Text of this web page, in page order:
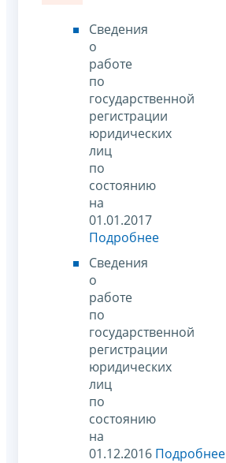
Сведения
о
работе
по
государственной
регистрации
юридических
лиц
по
состоянию
на
01.01.2017
Подробнее
Сведения
о
работе
по
государственной
регистрации
юридических
лиц
по
состоянию
на
01.12.2016 Подробнее